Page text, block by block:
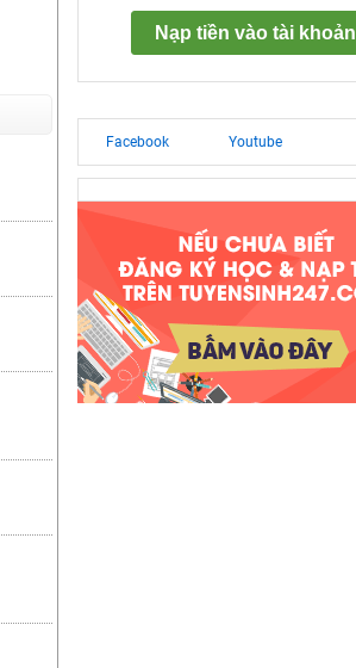
Nạp tiền vào tài khoản
Facebook Youtube